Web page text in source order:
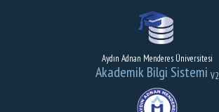
Aydın Adnan Menderes Üniversitesi
Akademik Bilgi Sistemi V2